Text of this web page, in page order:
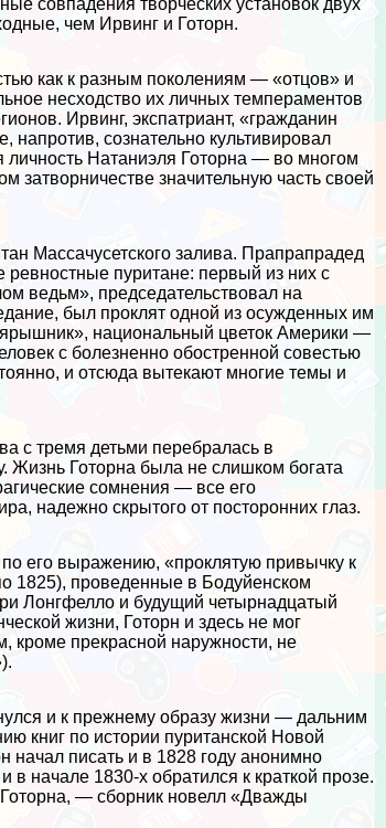
совпадения творческих установок двух
чем Ирвинг и Готорн.
как к разным поколениям — «отцов» и
несходство их личных темпераментов
Ирвинг, экспатриант, «гражданин
сознательно культивировал
личность Натаниэля Готорна — во многом
затворничестве значительную часть своей
Массачусетского залива. Прапрапрадед
пуритане: первый из них с
ведьм», председательствовал на
был проклят одной из осужденных им
национальный цветок Америки —
с болезненно обостренной совестью
и отсюда вытекают многие темы и
с тремя детьми перебралась в
Жизнь Готорна была не слишком богата
сомнения — все его
надежно скрытого от посторонних глаз.
его выражению, «проклятую привычку к
1825), проведенные в Бодуйенском
Лонгфелло и будущий четырнадцатый
жизни, Готорн и здесь не мог
кроме прекрасной наружности, не
и к прежнему образу жизни — дальним
книг по истории пуританской Новой
начал писать и в 1828 году анонимно
начале 1830-х обратился к краткой прозе.
— сборник новелл «Дважды